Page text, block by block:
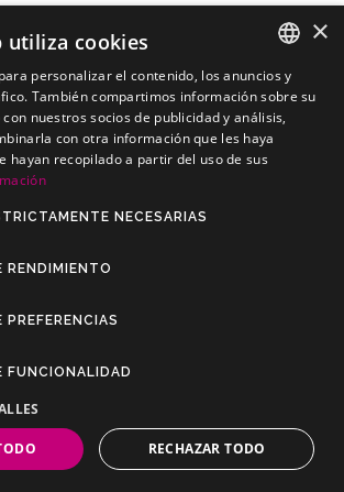
01-10-2001 a 31-12-2005
para ROVER 75 Familiar 01-10-2001 a
31-12-2005
Todos los Derechos Reservados Dilusur, S.L.
/
Privacidad
/Política de Cookies
SPANISH
PORTUGUESE
×
utiliza cookies
personalizar el contenido, los anuncios y
También compartimos información sobre su
nuestros socios de publicidad y análisis,
con otra información que les haya
hayan recopilado a partir del uso de sus
NECESARIAS
RENDIMIENTO
PREFERENCIAS
FUNCIONALIDAD
RECHAZAR TODO